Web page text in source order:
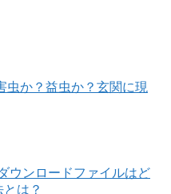
虫か？益虫か？玄関に現
ウンロードファイルはど
は？